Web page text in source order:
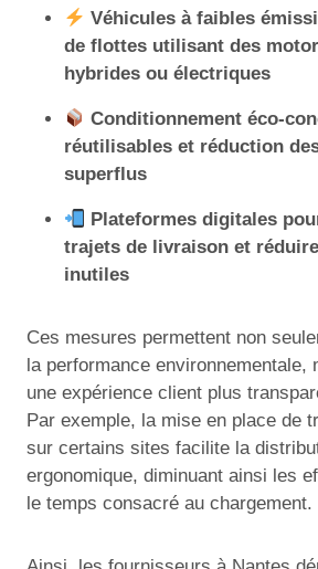
Véhicules à faibles
de flottes utilisant des
hybrides ou électriques
Conditionnement éco-
réutilisables et réduction
superflus
Plateformes digitales
trajets de livraison et
inutiles
Ces mesures permettent non
la performance environnementale,
une expérience client plus
Par exemple, la mise en place de
sur certains sites facilite la
ergonomique, diminuant ainsi les
le temps consacré au chargement.